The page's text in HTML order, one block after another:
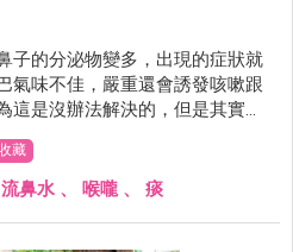
子的分泌物變多，出現的症狀就
氣味不佳，嚴重還會誘發咳嗽跟
這是沒辦法解決的，但是其實可
藏
流鼻水 、 喉嚨、 痰